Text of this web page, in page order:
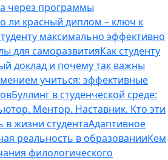
через программы
ли красный диплом – ключ к
максимально эффективно
для саморазвитияКак студенту
доклад и почему так важны
учиться: эффективные
Буллинг в студенческой среде:
Ментор. Наставник. Кто эти
в жизни студентаАдаптивное
реальность в образованииКем
филологического